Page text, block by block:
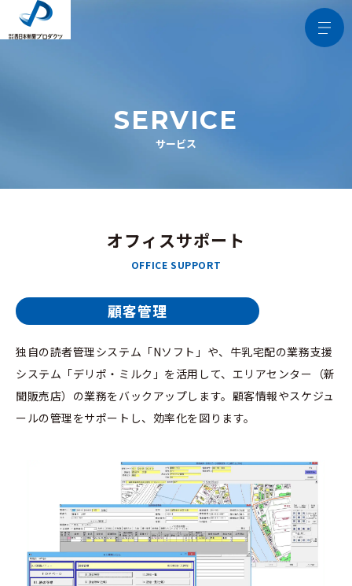
SERVICE
サービス
オフィスサポート
OFFICE SUPPORT
顧客管理
独自の読者管理システム「Nソフト」や、牛乳宅配の業務支援
システム「デリポ・ミルク」を活用して、エリアセンター（新
聞販売店）の業務をバックアップします。顧客情報やスケジュ
ールの管理をサポートし、効率化を図ります。